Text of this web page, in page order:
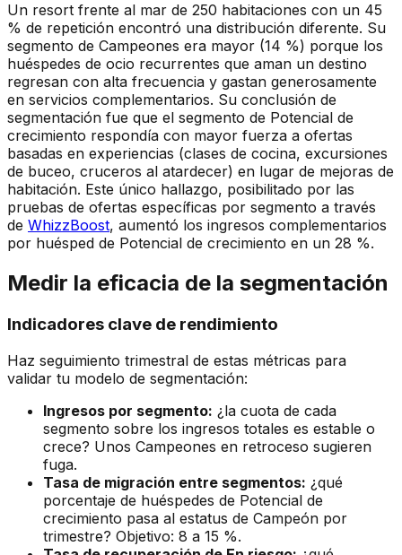
Un resort frente al mar de 250 habitaciones con un 45
% de repetición encontró una distribución diferente. Su
segmento de Campeones era mayor (14 %) porque los
huéspedes de ocio recurrentes que aman un destino
regresan con alta frecuencia y gastan generosamente
en servicios complementarios. Su conclusión de
segmentación fue que el segmento de Potencial de
crecimiento respondía con mayor fuerza a ofertas
basadas en experiencias (clases de cocina, excursiones
de buceo, cruceros al atardecer) en lugar de mejoras de
habitación. Este único hallazgo, posibilitado por las
pruebas de ofertas específicas por segmento a través
de WhizzBoost, aumentó los ingresos complementarios
por huésped de Potencial de crecimiento en un 28 %.
Medir la eficacia de la segmentación
Indicadores clave de rendimiento
Haz seguimiento trimestral de estas métricas para
validar tu modelo de segmentación:
Ingresos por segmento: ¿la cuota de cada
segmento sobre los ingresos totales es estable o
crece? Unos Campeones en retroceso sugieren
fuga.
Tasa de migración entre segmentos: ¿qué
porcentaje de huéspedes de Potencial de
crecimiento pasa al estatus de Campeón por
trimestre? Objetivo: 8 a 15 %.